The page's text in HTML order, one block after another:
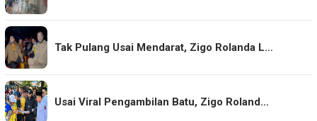
Tak Pulang Usai Mendarat, Zigo Rolanda L…
Usai Viral Pengambilan Batu, Zigo Roland…